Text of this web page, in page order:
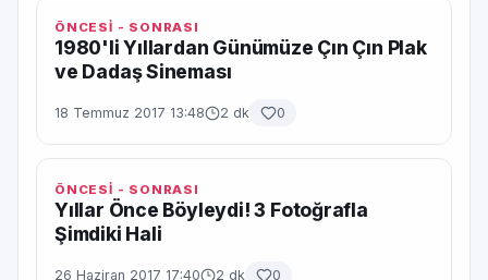
ÖNCESİ - SONRASI
1980'li Yıllardan Günümüze Çın Çın Plak
ve Dadaş Sineması
18 Temmuz 2017 13:48 2 dk 0
ÖNCESİ - SONRASI
Yıllar Önce Böyleydi! 3 Fotoğrafla
Şimdiki Hali
26 Haziran 2017 17:40 2 dk 0